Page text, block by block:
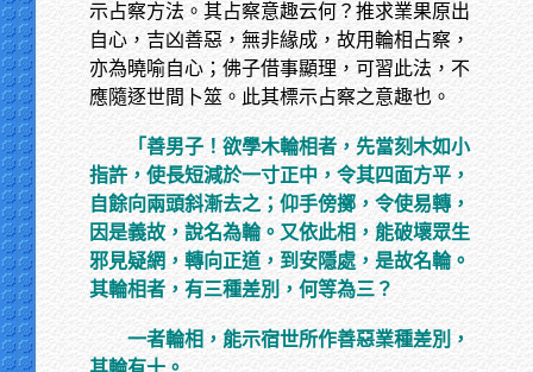
示占察方法。其占察意趣云何？推求業果原出
自心，吉凶善惡，無非緣成，故用輪相占察，
亦為曉喻自心；佛子借事顯理，可習此法，不
應隨逐世間卜筮。此其標示占察之意趣也。
「善男子！欲學木輪相者，先當刻木如小
指許，使長短減於一寸正中，令其四面方平，
自餘向兩頭斜漸去之；仰手傍擲，令使易轉，
因是義故，說名為輪。又依此相，能破壞眾生
邪見疑網，轉向正道，到安隱處，是故名輪。
其輪相者，有三種差別，何等為三？
一者輪相，能示宿世所作善惡業種差別，
其輪有十。